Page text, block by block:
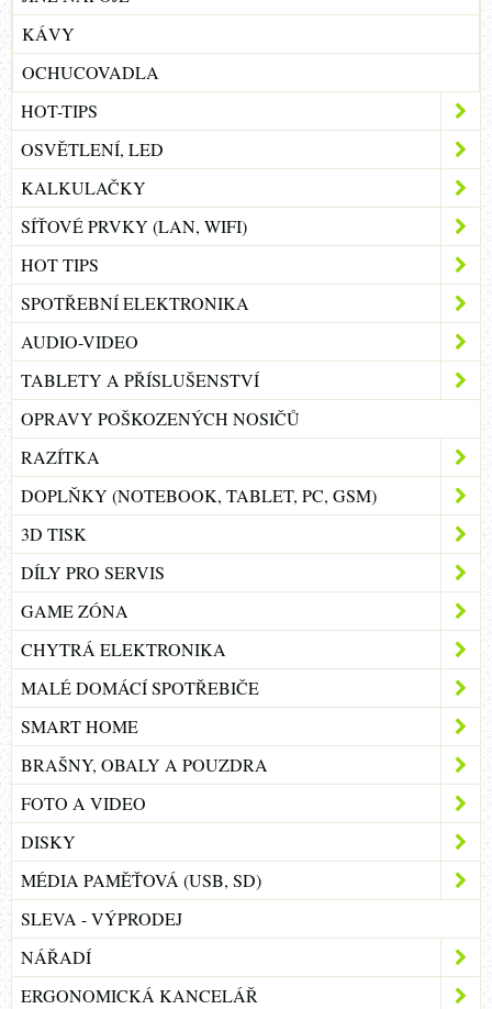
KÁVY
OCHUCOVADLA
HOT-TIPS
OSVĚTLENÍ, LED
KALKULAČKY
SÍŤOVÉ PRVKY (LAN, WIFI)
HOT TIPS
SPOTŘEBNÍ ELEKTRONIKA
AUDIO-VIDEO
TABLETY A PŘÍSLUŠENSTVÍ
OPRAVY POŠKOZENÝCH NOSIČŮ
RAZÍTKA
DOPLŇKY (NOTEBOOK, TABLET, PC, GSM)
3D TISK
DÍLY PRO SERVIS
GAME ZÓNA
CHYTRÁ ELEKTRONIKA
MALÉ DOMÁCÍ SPOTŘEBIČE
SMART HOME
BRAŠNY, OBALY A POUZDRA
FOTO A VIDEO
DISKY
MÉDIA PAMĚŤOVÁ (USB, SD)
SLEVA - VÝPRODEJ
NÁŘADÍ
ERGONOMICKÁ KANCELÁŘ